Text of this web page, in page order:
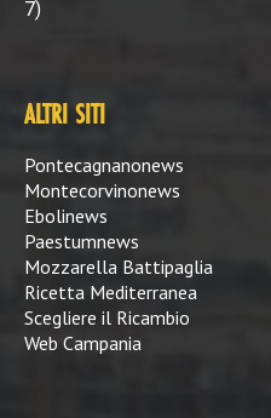
7)
ALTRI SITI
Pontecagnanonews
Montecorvinonews
Ebolinews
Paestumnews
Mozzarella Battipaglia
Ricetta Mediterranea
Scegliere il Ricambio
Web Campania